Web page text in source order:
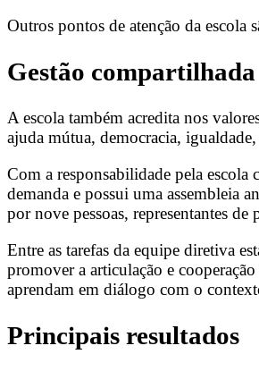
Outros pontos de atenção da escola
Gestão compartilhada
A escola também acredita nos
ajuda mútua, democracia,
Com a responsabilidade pela
demanda e possui uma assembleia
por nove pessoas, representantes
Entre as tarefas da equipe diretiva
promover a articulação e
aprendam em diálogo com o
Principais resultados